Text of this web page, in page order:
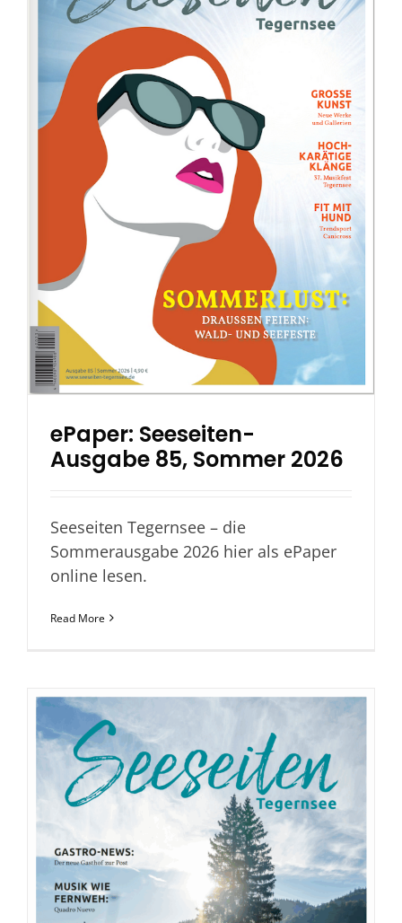
ePaper: Seeseiten-
Ausgabe 85, Sommer 2026
Seeseiten Tegernsee – die
Sommerausgabe 2026 hier als ePaper
online lesen.
Read More